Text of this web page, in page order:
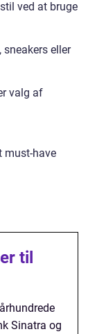
ved at bruge
eller
valg af
must-have
til
Sinatra og